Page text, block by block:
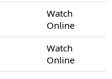
Watch
Online
Watch
Online